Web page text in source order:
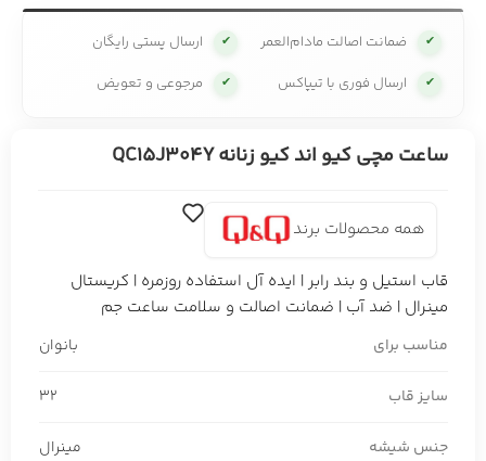
✔ ضمانت اصالت مادام‌العمر ✔ ارسال پستی رایگان
✔ ارسال فوری با تیپاکس ✔ مرجوعی و تعویض
ساعت مچی کیو اند کیو زنانه QC15J304Y
همه محصولات برند
قاب استیل و بند رابر | ایده آل استفاده روزمره | کریستال
مینرال | ضد آب | ضمانت اصالت و سلامت ساعت جم
مناسب برای بانوان
سایز قاب 32
جنس شیشه مینرال